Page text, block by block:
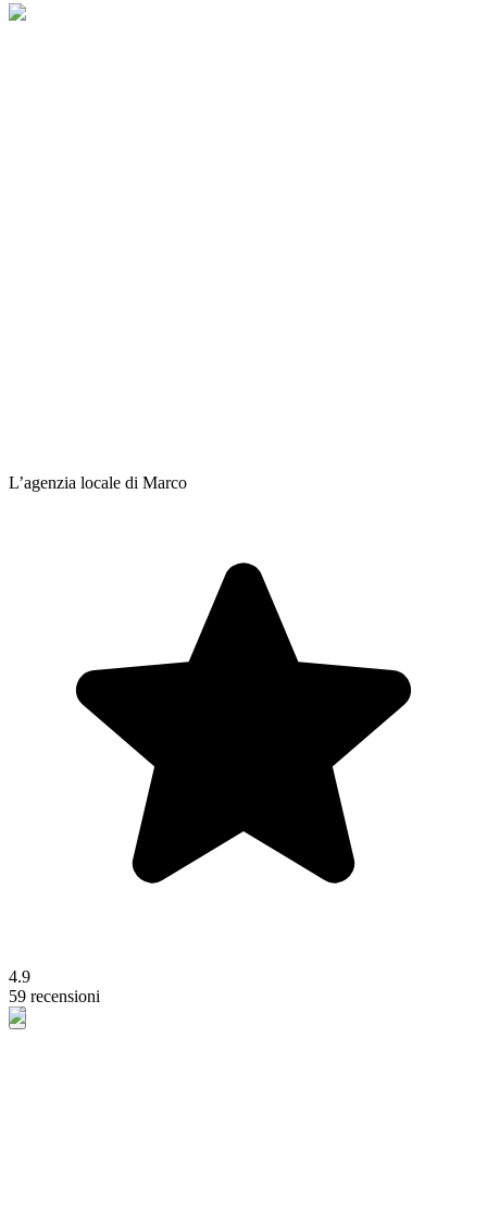
L’agenzia locale di Marco
4.9
59 recensioni